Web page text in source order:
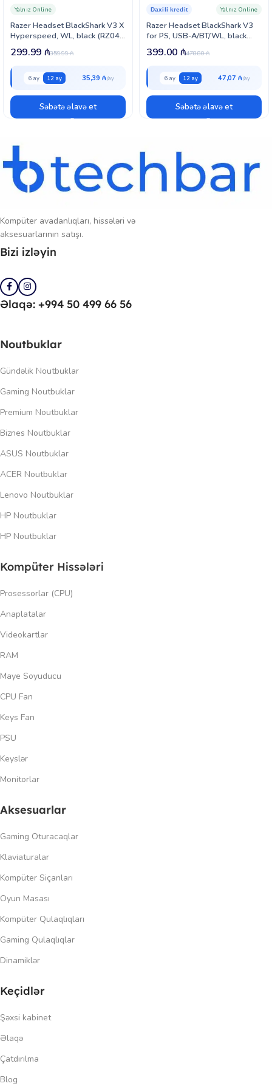
Frekans Cavabı: 10 Hz – 25 kHz
Həssaslıq:95 dBSPL/mW at 1 kHz
Mikrofon Həssaslığı: -40.5 dBV (1 V/Pa at 1 kHz)
Çəki:
Razer Headset BlackShark V3 X
Hyperspeed, WL, black (RZ04-
05420100-R3M1)
Yalnız Online
359.99₼
299.99 ₼
6 ay 12 ay 35,39 ₼
Səbətə əlavə et
Razer Headset BlackShark V3
for PS, USB-A/BT/WL, black
(RZ04-05410300-R3G1)
Daxili kredit Yalnız Online
478.80₼
399.00 ₼
6 ay 12 ay 47,07 ₼
Səbətə əlavə et
Kompüter avadanlıqları, hissələri və
aksesuarlarının satışı.
Bizi izləyin
Əlaqə: +994 50 499 66 56
Noutbuklar
Gündəlik Noutbuklar
Gaming Noutbuklar
Premium Noutbuklar
Biznes Noutbuklar
ASUS Noutbuklar
ACER Noutbuklar
Lenovo Noutbuklar
HP Noutbuklar
HP Noutbuklar
Kompüter Hissələri
Prosessorlar (CPU)
Anaplatalar
Videokartlar
RAM
Maye Soyuducu
CPU Fan
Keys Fan
PSU
Keyslər
Monitorlar
Aksesuarlar
Gaming Oturacaqlar
Klaviaturalar
Kompüter Siçanları
Oyun Masası
Kompüter Qulaqlıqları
Gaming Qulaqlıqlar
Dinamiklər
Keçidlər
Şəxsi kabinet
Əlaqə
Çatdırılma
Blog